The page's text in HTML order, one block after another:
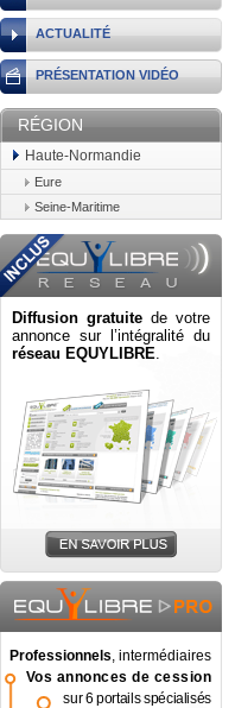
ACTUALITÉ
PRÉSENTATION VIDÉO
RÉGION
Haute-Normandie
Eure
Seine-Maritime
Diffusion gratuite de votre
annonce sur l’intégralité du
réseau EQUYLIBRE.
Professionnels, intermédiaires
Vos annonces de cession
sur 6 portails spécialisés